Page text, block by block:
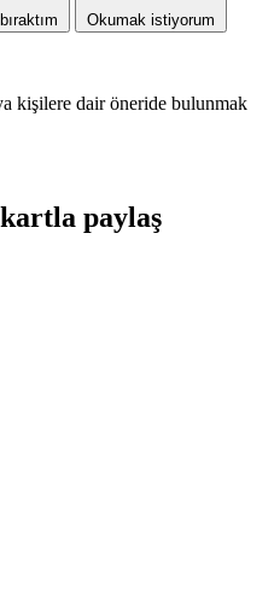
Okumak istiyorum
kişilere dair öneride bulunmak
paylaş